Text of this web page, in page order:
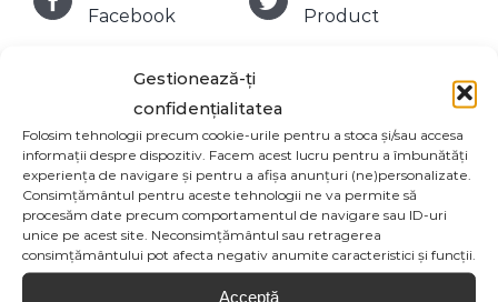
Gestionează-ți
confidențialitatea
Folosim tehnologii precum cookie-urile pentru a stoca și/sau accesa
informații despre dispozitiv. Facem acest lucru pentru a îmbunătăți
experiența de navigare și pentru a afișa anunțuri (ne)personalizate.
Consimțământul pentru aceste tehnologii ne va permite să
procesăm date precum comportamentul de navigare sau ID-uri
unice pe acest site. Neconsimțământul sau retragerea
consimțământului pot afecta negativ anumite caracteristici și funcții.
Acceptă
Facebook
Product
Produse similare